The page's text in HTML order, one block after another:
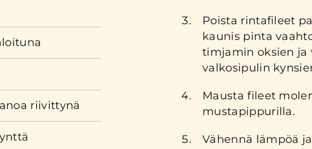
riivittynä
Poista rintafileet
kaunis pinta
timjamin oksien ja
valkosipulin
Mausta fileet
mustapippurilla.
Vähennä lämpöä